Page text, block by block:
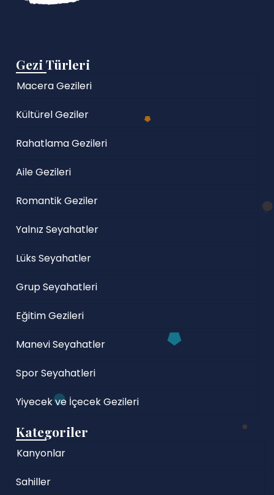
Gezi Türleri
Macera Gezileri
Kültürel Geziler
Rahatlama Gezileri
Aile Gezileri
Romantik Geziler
Yalnız Seyahatler
Lüks Seyahatler
Grup Seyahatleri
Eğitim Gezileri
Manevi Seyahatler
Spor Seyahatleri
Yiyecek ve İçecek Gezileri
Kategoriler
Kanyonlar
Sahiller